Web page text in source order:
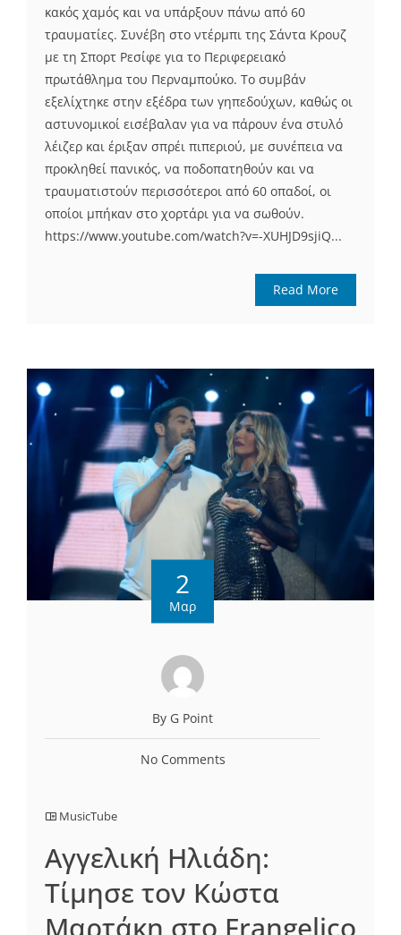
κακός χαμός και να υπάρξουν πάνω από 60
τραυματίες. Συνέβη στο ντέρμπι της Σάντα Κρουζ
με τη Σπορτ Ρεσίφε για το Περιφερειακό
πρωτάθλημα του Περναμπούκο. Το συμβάν
εξελίχτηκε στην εξέδρα των γηπεδούχων, καθώς οι
αστυνομικοί εισέβαλαν για να πάρουν ένα στυλό
λέιζερ και έριξαν σπρέι πιπεριού, με συνέπεια να
προκληθεί πανικός, να ποδοπατηθούν και να
τραυματιστούν περισσότεροι από 60 οπαδοί, οι
οποίοι μπήκαν στο χορτάρι για να σωθούν.
https://www.youtube.com/watch?v=-XUHJD9sjiQ...
Read More
2
Μαρ
By G Point
No Comments
MusicTube
Αγγελική Ηλιάδη:
Τίμησε τον Κώστα